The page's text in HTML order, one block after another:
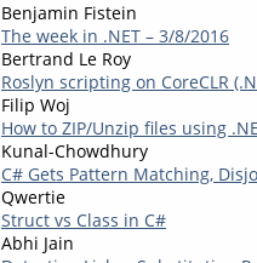
Benjamin Fistein
The week in .NET – 3/8/2016
Bertrand Le Roy
Roslyn scripting on CoreCLR
Filip Woj
How to ZIP/Unzip files using
Kunal-Chowdhury
C# Gets Pattern Matching,
Qwertie
Struct vs Class in C#
Abhi Jain